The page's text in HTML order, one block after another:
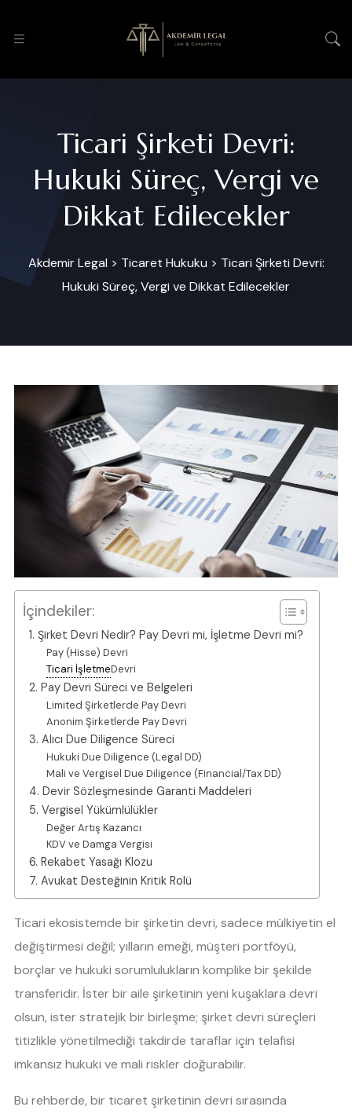
Ticari Şirketi Devri:
Hukuki Süreç, Vergi ve
Dikkat Edilecekler
Akdemir Legal > Ticaret Hukuku > Ticari Şirketi Devri:
Hukuki Süreç, Vergi ve Dikkat Edilecekler
İçindekiler:
1. Şirket Devri Nedir? Pay Devri mi, İşletme Devri mi?
Pay (Hisse) Devri
Ticari İşletmeDevri
2. Pay Devri Süreci ve Belgeleri
Limited Şirketlerde Pay Devri
Anonim Şirketlerde Pay Devri
3. Alıcı Due Diligence Süreci
Hukuki Due Diligence (Legal DD)
Mali ve Vergisel Due Diligence (Financial/Tax DD)
4. Devir Sözleşmesinde Garanti Maddeleri
5. Vergisel Yükümlülükler
Değer Artış Kazancı
KDV ve Damga Vergisi
6. Rekabet Yasağı Klozu
7. Avukat Desteğinin Kritik Rolü
Ticari ekosistemde bir şirketin devri, sadece mülkiyetin el
değiştirmesi değil; yılların emeği, müşteri portföyü,
borçlar ve hukuki sorumlulukların komplike bir şekilde
transferidir. İster bir aile şirketinin yeni kuşaklara devri
olsun, ister stratejik bir birleşme; şirket devri süreçleri
titizlikle yönetilmediği takdirde taraflar için telafisi
imkansız hukuki ve mali riskler doğurabilir.
Bu rehberde, bir ticaret şirketinin devri sırasında